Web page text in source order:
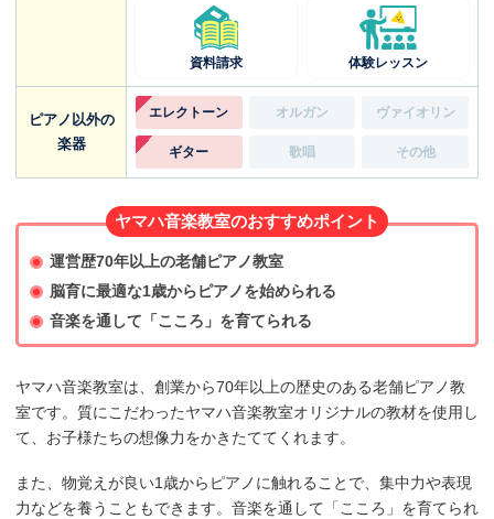
資料請求 体験レッスン
ピアノ以外の
楽器
エレクトーン オルガン ヴァイオリン
ギター 歌唱 その他
ヤマハ音楽教室のおすすめポイント
運営歴70年以上の老舗ピアノ教室
脳育に最適な1歳からピアノを始められる
音楽を通して「こころ」を育てられる
ヤマハ音楽教室は、創業から70年以上の歴史のある老舗ピアノ教
室です。質にこだわったヤマハ音楽教室オリジナルの教材を使用し
て、お子様たちの想像力をかきたててくれます。
また、物覚えが良い1歳からピアノに触れることで、集中力や表現
力などを養うこともできます。音楽を通して「こころ」を育てられ